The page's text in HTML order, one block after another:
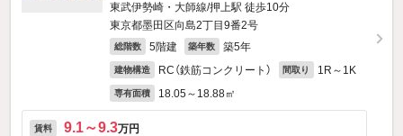
東武伊勢崎・大師線/押上駅 徒歩10分
東京都墨田区向島2丁目9番2号
総階数 5階建 築年数 築5年
建物構造 RC（鉄筋コンクリート） 間取り 1R～1K
専有面積 18.05～18.88㎡
賃料 9.1～9.3万円